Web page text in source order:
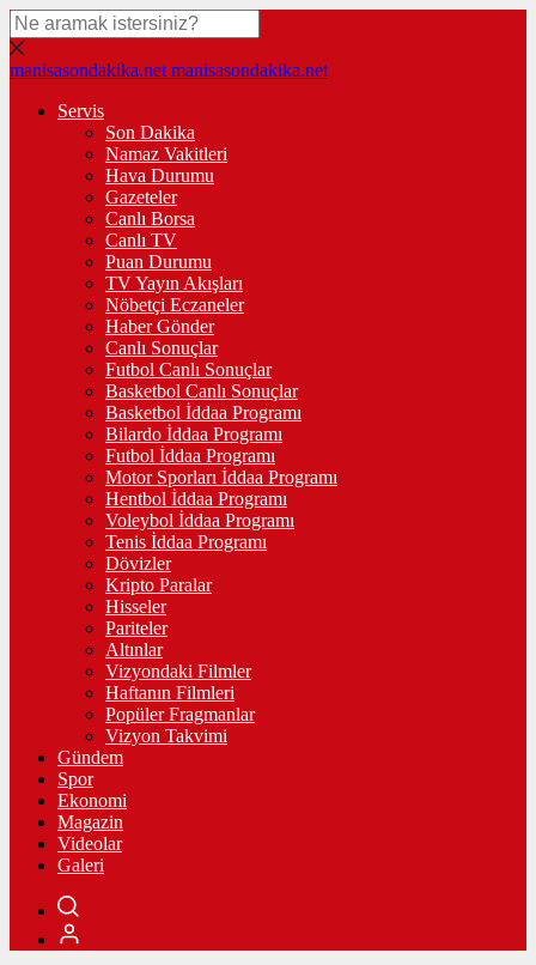
manisasondakika.net manisasondakika.net
Servis
Son Dakika
Namaz Vakitleri
Hava Durumu
Gazeteler
Canlı Borsa
Canlı TV
Puan Durumu
TV Yayın Akışları
Nöbetçi Eczaneler
Haber Gönder
Canlı Sonuçlar
Futbol Canlı Sonuçlar
Basketbol Canlı Sonuçlar
Basketbol İddaa Programı
Bilardo İddaa Programı
Futbol İddaa Programı
Motor Sporları İddaa Programı
Hentbol İddaa Programı
Voleybol İddaa Programı
Tenis İddaa Programı
Dövizler
Kripto Paralar
Hisseler
Pariteler
Altınlar
Vizyondaki Filmler
Haftanın Filmleri
Popüler Fragmanlar
Vizyon Takvimi
Gündem
Spor
Ekonomi
Magazin
Videolar
Galeri